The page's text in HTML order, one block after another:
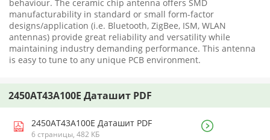
behaviour. The ceramic chip antenna offers SMD
manufacturability in standard or small form-factor
designs/application (i.e. Bluetooth, ZigBee, ISM, WLAN
antennas) provide great reliability and versatility while
maintaining industry demanding performance. This antenna
is easy to tune to any unique PCB environment.
2450AT43A100E Даташит PDF
2450AT43A100E Даташит PDF
6 страницы, 482 КБ